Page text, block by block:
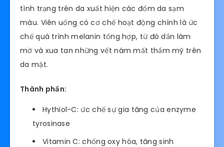
tình trạng trên da xuất hiện các đốm da sạm
màu. Viên uống có cơ chế hoạt động chính là ức
chế quá trình melanin tổng hợp, từ đó dần làm
mờ và xua tan những vết nám mất thẩm mỹ trên
da mặt.
Thành phần:
Hythiol-C: ức chế sự gia tăng của enzyme
tyrosinase
Vitamin C: chống oxy hóa, tăng sinh